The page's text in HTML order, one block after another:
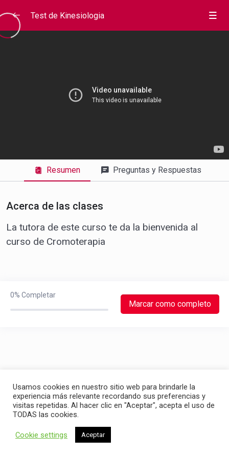
Test de Kinesiologia
Resumen Preguntas y Respuestas
Acerca de las clases
La tutora de este curso te da la bienvenida al
curso de Cromoterapia
0% Completar
Marcar como completo
Usamos cookies en nuestro sitio web para brindarle la
experiencia más relevante recordando sus preferencias y
visitas repetidas. Al hacer clic en "Aceptar", acepta el uso de
TODAS las cookies.
Cookie settings Aceptar